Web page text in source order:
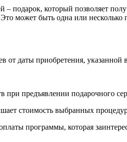
подарок, который позволяет
может быть одна или
от даты приобретения, указанной
предъявлении подарочного
стоимость выбранных
программы, которая